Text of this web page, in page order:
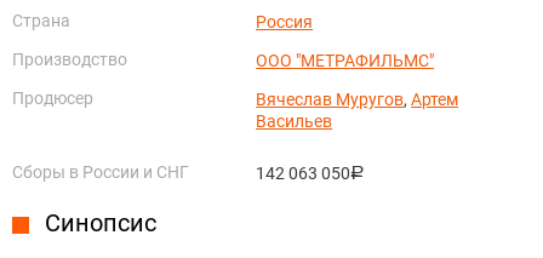
Страна
Россия
Производство
ООО "МЕТРАФИЛЬМС"
Продюсер
Вячеслав Муругов,Артем
Васильев
Сборы в России и СНГ 142 063 050руб.
Синопсис